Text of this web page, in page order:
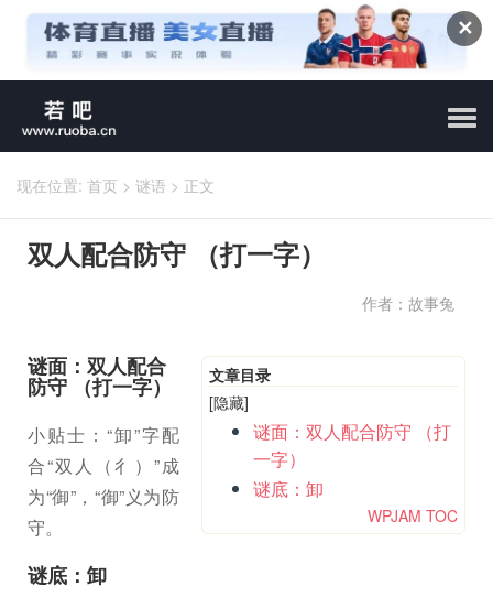
✕
现在位置: 首页 > 谜语 > 正文
双人配合防守 （打一字）
作者：故事兔
文章目录
[隐藏]
谜面：双人配合防守 （打
一字）
谜底：卸
WPJAM TOC
谜面：双人配合
防守 （打一字）
小贴士：“卸”字配
合“双人（彳）”成
为“御”，“御”义为防
守。
谜底：卸